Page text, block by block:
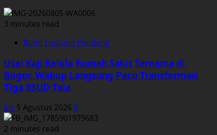
3 minutes read
Bumi Tuntung Pandang
Usai Kaji Kelola Rumah Sakit Ternama di
Bogor, Wabup Langsung Pacu Transformasi
Tiga RSUD Tala
Ins 5 Agustus 2026 0
2 minutes read